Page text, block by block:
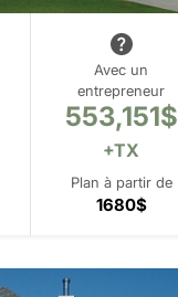
Avec un
entrepreneur
553,151$
+TX
Plan à partir de
1680$